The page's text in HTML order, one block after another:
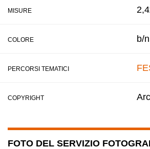
MISURE
COLORE b/n
PERCORSI TEMATICI
COPYRIGHT
FOTO DEL SERVIZIO